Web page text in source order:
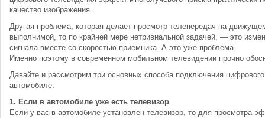
качество изображения.
Другая проблема, которая делает просмотр телепередач на
выполнимой, то по крайней мере нетривиальной задачей, — это
сигнала вместе со скоростью приемника. А это уже проблема.
Именно поэтому в современном мобильном телевидении прочно
Давайте и рассмотрим три основных способа подключения
автомобиле.
1. Если в автомобиле уже есть телевизор
Если у вас в автомобиле установлен телевизор, то для просмотра